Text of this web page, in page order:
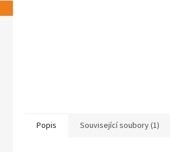
Popis Související soubory (1)